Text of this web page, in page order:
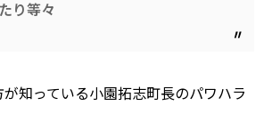
り等々
知っている小園拓志町長のパワハラ